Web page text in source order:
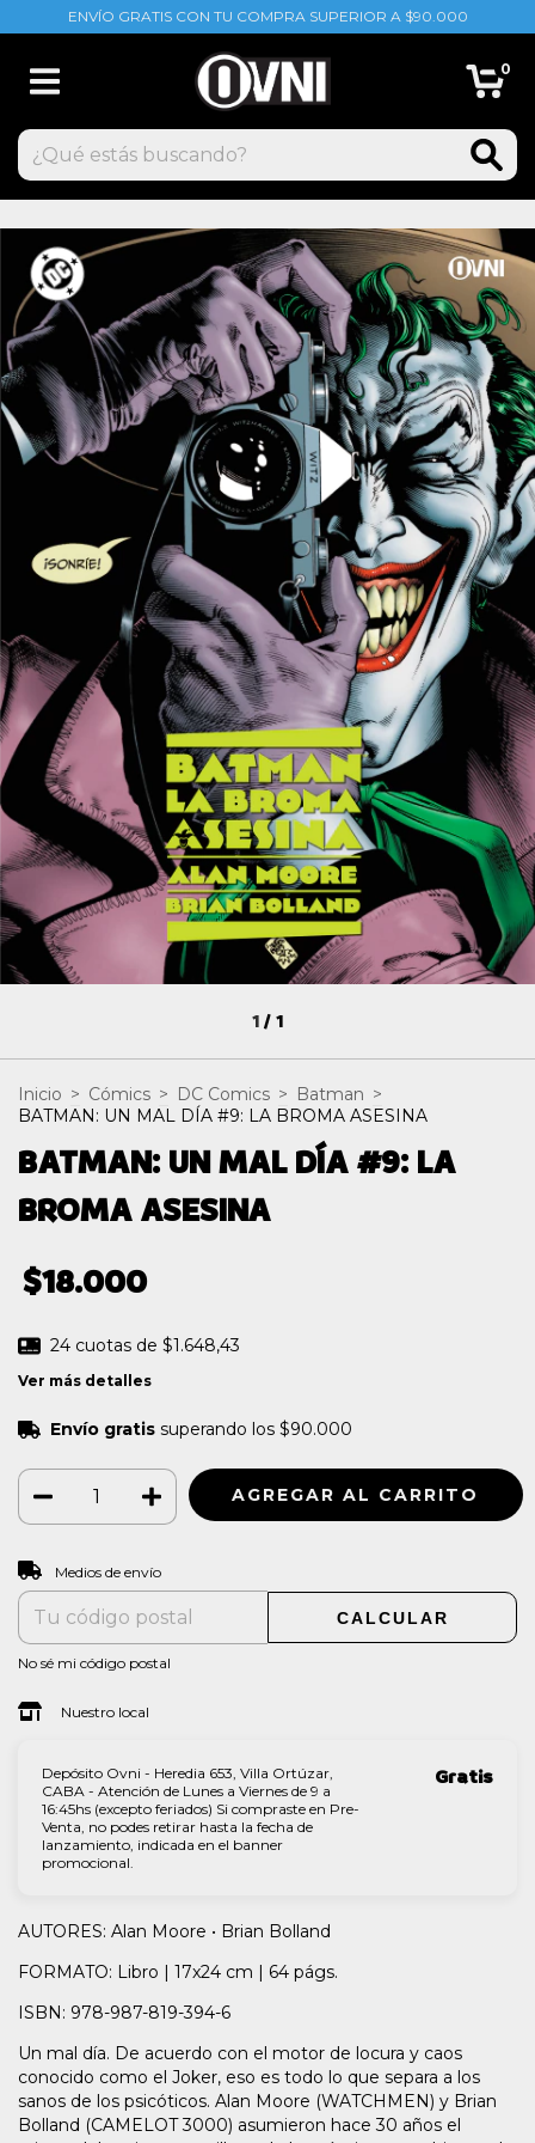
ENVÍO GRATIS CON TU COMPRA SUPERIOR A $90.000
0
1/1
Inicio > Cómics > DC Comics > Batman >
BATMAN: UN MAL DÍA #9: LA BROMA ASESINA
BATMAN: UN MAL DÍA #9: LA
BROMA ASESINA
$18.000
24 cuotas de $1.648,43
Ver más detalles
Envío gratis superando los $90.000
Entregas para el CP:
Medios de envío
CALCULAR
No sé mi código postal
Nuestro local
Depósito Ovni - Heredia 653, Villa Ortúzar,
CABA - Atención de Lunes a Viernes de 9 a
16:45hs (excepto feriados) Si compraste en Pre-
Venta, no podes retirar hasta la fecha de
lanzamiento, indicada en el banner
promocional.
Gratis
AUTORES: Alan Moore • Brian Bolland
FORMATO: Libro | 17x24 cm | 64 págs.
ISBN: 978-987-819-394-6
Un mal día. De acuerdo con el motor de locura y caos
conocido como el Joker, eso es todo lo que separa a los
sanos de los psicóticos. Alan Moore (WATCHMEN) y Brian
Bolland (CAMELOT 3000) asumieron hace 30 años el